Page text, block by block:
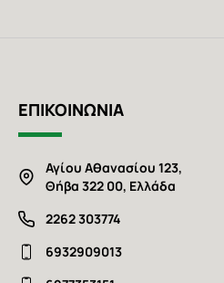
ΕΠΙΚΟΙΝΩΝΙΑ
Αγίου Αθανασίου 123,
Θήβα 322 00, Ελλάδα
2262 303774
6932909013